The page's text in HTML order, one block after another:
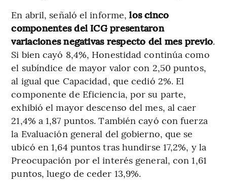
En abril, señaló el informe,los cinco
componentes del ICG presentaron
variaciones negativas respecto del mes previo.
Si bien cayó 8,4%, Honestidad continúa como
el subíndice de mayor valor con 2,50 puntos,
al igual que Capacidad, que cedió 2%. El
componente de Eficiencia, por su parte,
exhibió el mayor descenso del mes, al caer
21,4% a 1,87 puntos. También cayó con fuerza
la Evaluación general del gobierno, que se
ubicó en 1,64 puntos tras hundirse 17,2%, y la
Preocupación por el interés general, con 1,61
puntos, luego de ceder 13,9%.